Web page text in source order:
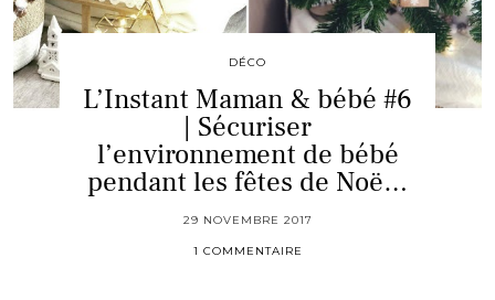
DÉCO
L’Instant Maman & bébé #6
| Sécuriser
l’environnement de bébé
pendant les fêtes de Noë…
29 NOVEMBRE 2017
1 COMMENTAIRE